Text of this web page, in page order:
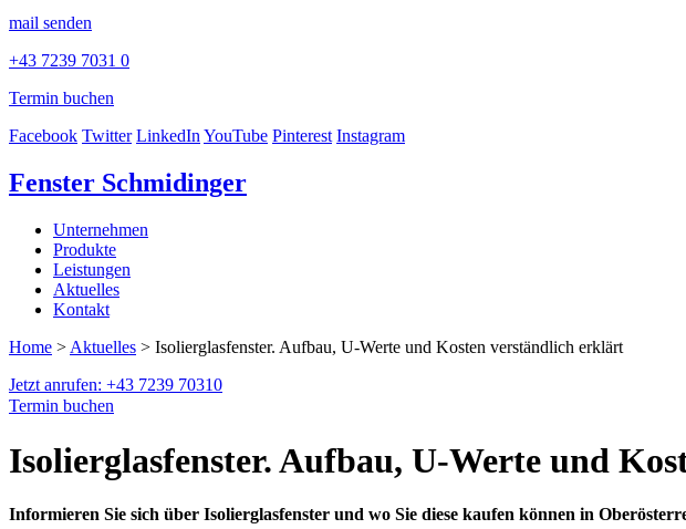
mail senden
+43 7239 7031 0
Termin buchen
Facebook Twitter LinkedInYouTube Pinterest Instagram
Fenster Schmidinger
Unternehmen
Produkte
Leistungen
Aktuelles
Kontakt
Home > Aktuelles > Isolierglasfenster. Aufbau, U-Werte und Kosten verständlich erklärt
Jetzt anrufen: +43 7239 70310
Termin buchen
Isolierglasfenster. Aufbau, U-Werte und
Informieren Sie sich über Isolierglasfenster und wo Sie diese kaufen können in